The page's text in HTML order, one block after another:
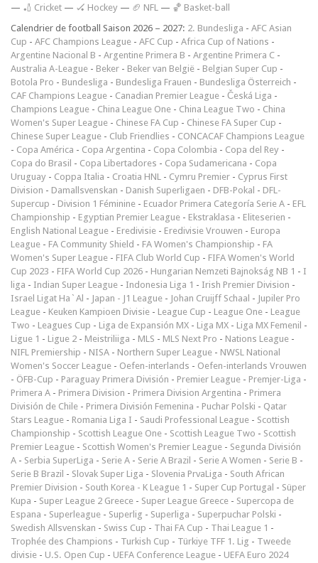
— 🏏 Cricket — 🏑 Hockey — 🏈 NFL — 🏀 Basket-ball
Calendrier de football Saison 2026 – 2027: 2. Bundesliga - AFC Asian
Cup - AFC Champions League - AFC Cup - Africa Cup of Nations -
Argentine Nacional B - Argentine Primera B - Argentine Primera C -
Australia A-League - Beker - Beker van België - Belgian Super Cup -
Botola Pro - Bundesliga - Bundesliga Frauen - Bundesliga Österreich -
CAF Champions League - Canadian Premier League - Česká Liga -
Champions League - China League One - China League Two - China
Women's Super League - Chinese FA Cup - Chinese FA Super Cup -
Chinese Super League - Club Friendlies - CONCACAF Champions League
- Copa América - Copa Argentina - Copa Colombia - Copa del Rey -
Copa do Brasil - Copa Libertadores - Copa Sudamericana - Copa
Uruguay - Coppa Italia - Croatia HNL - Cymru Premier - Cyprus First
Division - Damallsvenskan - Danish Superligaen - DFB-Pokal - DFL-
Supercup - Division 1 Féminine - Ecuador Primera Categoría Serie A - EFL
Championship - Egyptian Premier League - Ekstraklasa - Eliteserien -
English National League - Eredivisie - Eredivisie Vrouwen - Europa
League - FA Community Shield - FA Women's Championship - FA
Women's Super League - FIFA Club World Cup - FIFA Women's World
Cup 2023 - FIFA World Cup 2026 - Hungarian Nemzeti Bajnokság NB 1 - I
liga - Indian Super League - Indonesia Liga 1 - Irish Premier Division -
Israel Ligat Ha`Al - Japan - J1 League - Johan Cruijff Schaal - Jupiler Pro
League - Keuken Kampioen Divisie - League Cup - League One - League
Two - Leagues Cup - Liga de Expansión MX - Liga MX - Liga MX Femenil -
Ligue 1 - Ligue 2 - Meistriliiga - MLS - MLS Next Pro - Nations League -
NIFL Premiership - NISA - Northern Super League - NWSL National
Women's Soccer League - Oefen-interlands - Oefen-interlands Vrouwen
- ÖFB-Cup - Paraguay Primera División - Premier League - Premjer-Liga -
Primera A - Primera Division - Primera Division Argentina - Primera
División de Chile - Primera División Femenina - Puchar Polski - Qatar
Stars League - Romania Liga I - Saudi Professional League - Scottish
Championship - Scottish League One - Scottish League Two - Scottish
Premier League - Scottish Women's Premier League - Segunda División
A - Serbia SuperLiga - Serie A - Serie A Brazil - Serie A Women - Serie B -
Serie B Brazil - Slovak Super Liga - Slovenia PrvaLiga - South African
Premier Division - South Korea - K League 1 - Super Cup Portugal - Süper
Kupa - Super League 2 Greece - Super League Greece - Supercopa de
Espana - Superleague - Superlig - Superliga - Superpuchar Polski -
Swedish Allsvenskan - Swiss Cup - Thai FA Cup - Thai League 1 -
Trophée des Champions - Turkish Cup - Türkiye TFF 1. Lig - Tweede
divisie - U.S. Open Cup - UEFA Conference League - UEFA Euro 2024